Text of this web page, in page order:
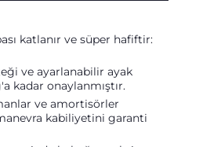
katlanır ve süper hafiftir:
ve ayarlanabilir ayak
kadar onaylanmıştır.
ve amortisörler
kabiliyetini garanti